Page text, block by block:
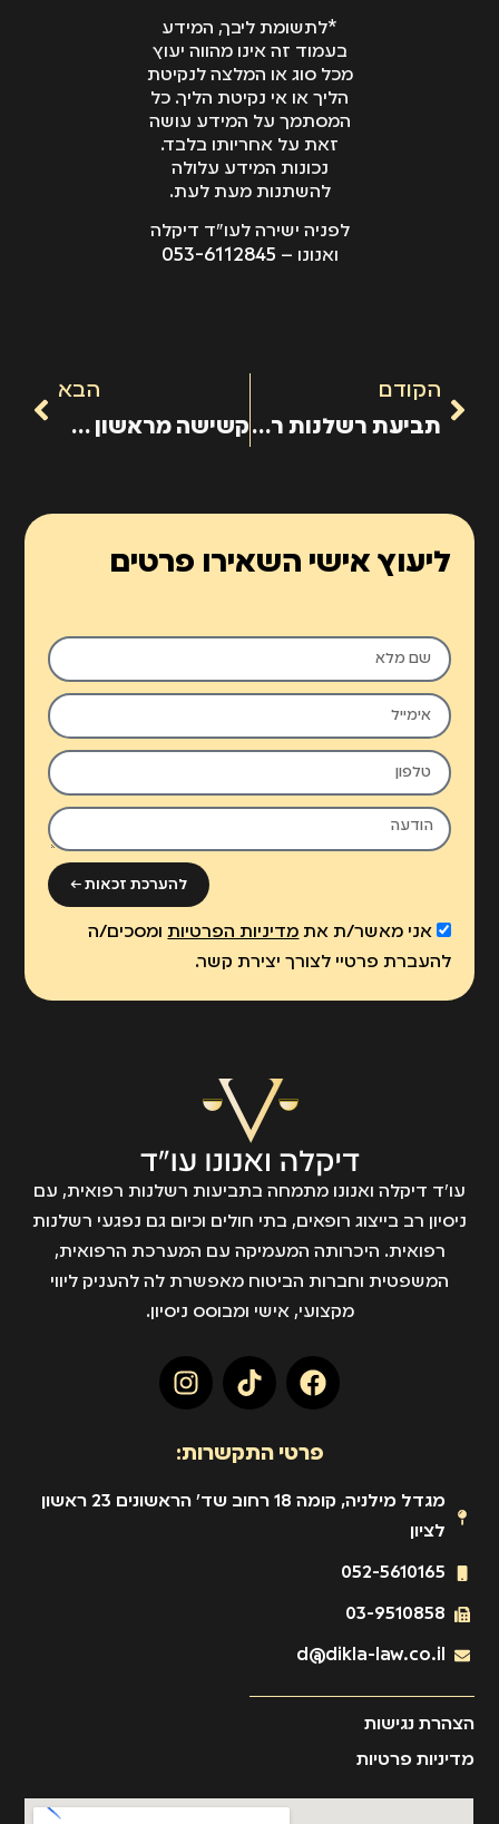
*לתשומת ליבך, המידע
בעמוד זה אינו מהווה יעוץ
מכל סוג או המלצה לנקיטת
הליך או אי נקיטת הליך. כל
המסתמך על המידע עושה
זאת על אחריותו בלבד.
נכונות המידע עלולה
להשתנות מעת לעת.
לפניה ישירה לעו"ד דיקלה
ואנונו – 053-6112845
הקודם
תביעת רשלנות רפואית שיניים
הבא
קשישה מראשון לציון התעוררה מטיפול שיניים ונדהמה לגלות מה עשה הרופא
ליעוץ אישי השאירו פרטים
אני מאשר/ת את מדיניות הפרטיותומסכים/ה
להעברת פרטיי לצורך יצירת קשר.
להערכת זכאות ←
עו״ד דיקלה ואנונו מתמחה בתביעות רשלנות רפואית, עם
ניסיון רב בייצוג רופאים, בתי חולים וכיום גם נפגעי רשלנות
רפואית. היכרותה המעמיקה עם המערכת הרפואית,
המשפטית וחברות הביטוח מאפשרת לה להעניק ליווי
מקצועי, אישי ומבוסס ניסיון.
פרטי התקשרות:
מגדל מילניה, קומה 18 רחוב שד' הראשונים 23 ראשון
לציון
052-5610165
03-9510858
d@dikla-law.co.il
הצהרת נגישות
מדיניות פרטיות